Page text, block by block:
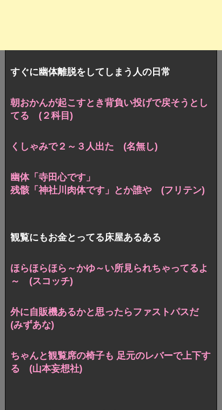
すぐに幽体離脱をしてしまう人の日常
朝おかんが起こすとき背負い投げで戻そうとし
てる (２科目)
くしゃみで２～３人出た (名無し)
幽体「寺田心です」
残骸「神社川肉体です」とか誰や (フリテン)
観覧にもお金とってる床屋あるある
ほらほらほら～かゆ～い所見られちゃってるよ
～ (スコッチ)
外に自販機あるかと思ったらファストパスだ
(みずあな)
ちゃんと観覧席の椅子も 足元のレバーで上下す
る (山本妄想社)